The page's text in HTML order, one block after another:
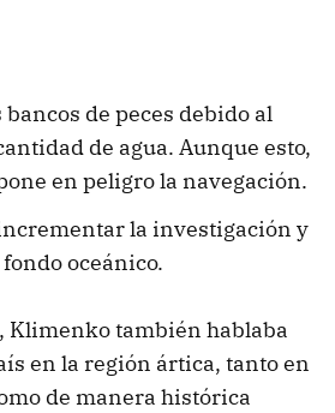
de peces debido al
de agua. Aunque esto,
en peligro la navegación.
la investigación y
oceánico.
Klimenko también hablaba
en la región ártica, tanto en
de manera histórica